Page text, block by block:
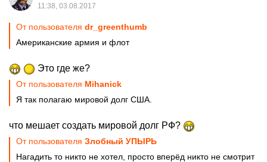
11:38, 03.08.2017
От пользователя dr_greenthumb
Американские армия и флот
Это где же?
От пользователя Mihanick
Я так полагаю мировой долг США.
что мешает создать мировой долг РФ?
От пользователя Злобный УПЫРЬ
Нагадить то никто не хотел, просто вперёд никто не смотрит